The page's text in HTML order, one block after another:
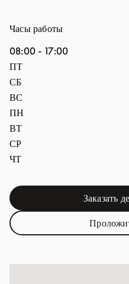
Часы работы
08:00 - 17:00
День недели
ПТ
СБ
ВС
ПН
ВТ
СР
ЧТ
Заказать